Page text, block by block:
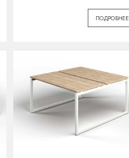
ПОДРОБНЕЕ